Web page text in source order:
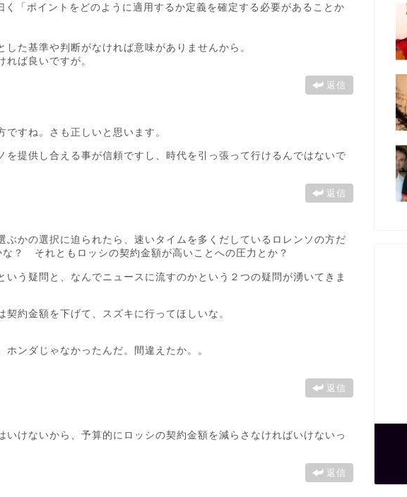
「ポイントをどのように適用するか定義を確定する必要があることか
た基準や判断がなければ意味がありませんから。
れば良いですが。
返信
すね。さも正しいと思います。
を提供し合える事が信頼ですし、時代を引っ張って行けるんではないで
返信
ぶかの選択に迫られたら、速いタイムを多くだしているロレンソの方だ
？ それともロッシの契約金額が高いことへの圧力とか？
いう疑問と、なんでニュースに流すのかという２つの疑問が湧いてきま
約金額を下げて、スズキに行ってほしいな。
ンダじゃなかったんだ。間違えたか。。
返信
いけないから、予算的にロッシの契約金額を減らさなければいけないっ
返信